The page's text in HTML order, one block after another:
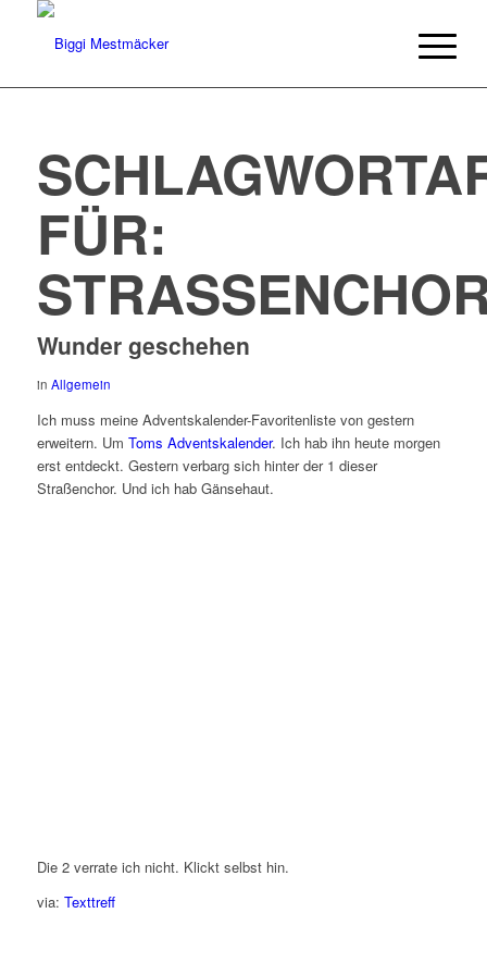
FÜR:
Wunder geschehen
in Allgemein
Ich muss meine Adventskalender-Favoritenliste von gestern
erweitern. Um Toms Adventskalender. Ich hab ihn heute morgen
erst entdeckt. Gestern verbarg sich hinter der 1 dieser
Straßenchor. Und ich hab Gänsehaut.
Die 2 verrate ich nicht. Klickt selbst hin.
via: Texttreff